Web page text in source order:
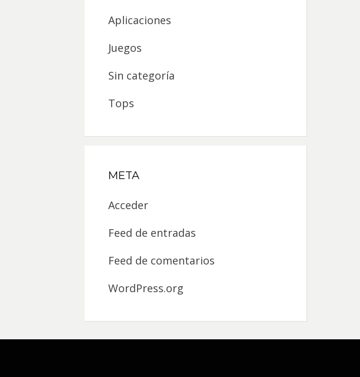
Aplicaciones
Juegos
Sin categoría
Tops
META
Acceder
Feed de entradas
Feed de comentarios
WordPress.org